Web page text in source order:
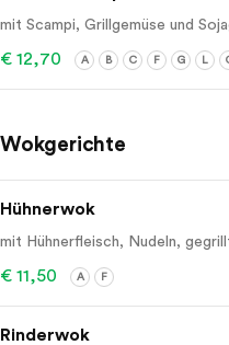
mit Scampi, Grillgemüse und
€ 12,70 A B C F G L
Wokgerichte
Hühnerwok
mit Hühnerfleisch, Nudeln,
€ 11,50 A F
Rinderwok